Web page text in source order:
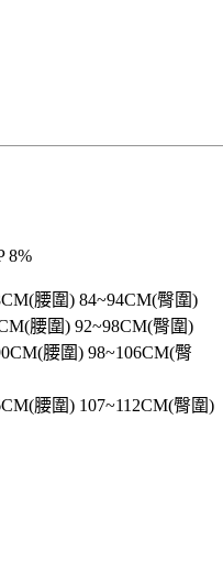
8%
腰圍) 84~94CM(臀圍)
腰圍) 92~98CM(臀圍)
腰圍) 98~106CM(臀
腰圍) 107~112CM(臀圍)